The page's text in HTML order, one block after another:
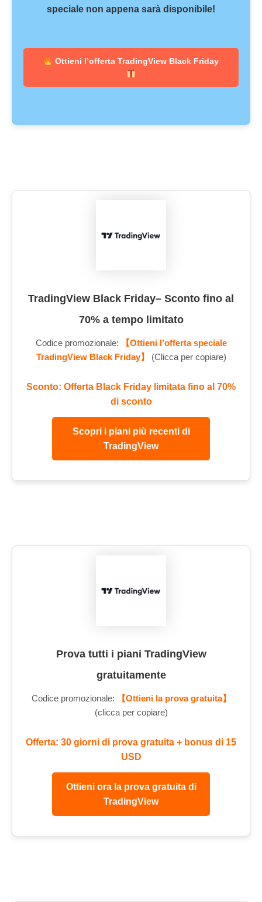
speciale non appena sarà disponibile!
Ottieni l’offerta TradingView Black Friday
TradingView Black Friday– Sconto fino al
70% a tempo limitato
Codice promozionale:
【Ottieni l’offerta speciale
TradingView Black Friday】
(Clicca per copiare)
Sconto: Offerta Black Friday limitata fino al 70%
di sconto
Scopri i piani più recenti di
TradingView
Prova tutti i piani TradingView
gratuitamente
Codice promozionale:
【Ottieni la prova gratuita】
(clicca per copiare)
Offerta: 30 giorni di prova gratuita + bonus di 15
USD
Ottieni ora la prova gratuita di
TradingView